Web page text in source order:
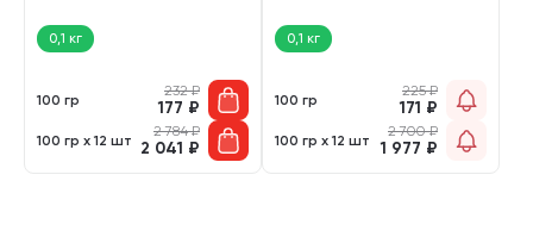
шерстью лосось, треска
(100 гр)
0,1 кг
100 гр
232₽
177 ₽
100 гр х 12 шт
2 784₽
2 041 ₽
шерстью баранина (100 гр)
0,1 кг
100 гр
225₽
171 ₽
100 гр х 12 шт
2 700₽
1 977 ₽